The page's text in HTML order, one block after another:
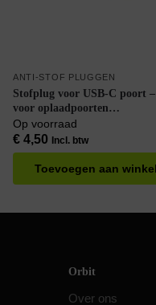
ANTI-STOF PLUGGEN
Stofplug voor USB-C poort
voor oplaadpoorten
Smartphone/Tablet/Laptop –
Op voorraad
€4,50 Incl. btw
Toevoegen aan
Orbit
Over ons